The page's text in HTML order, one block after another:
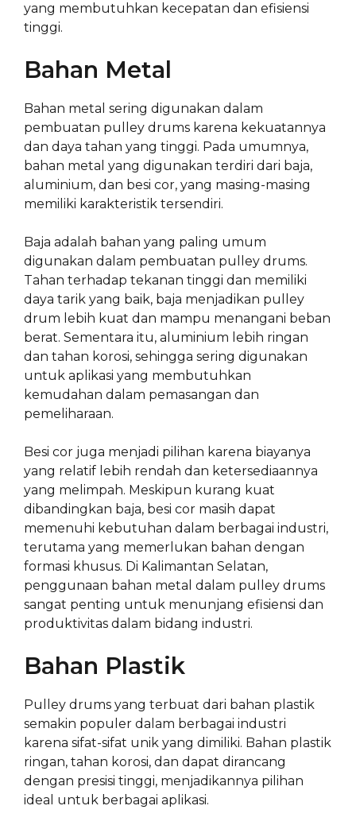
yang membutuhkan kecepatan dan efisiensi
tinggi.
Bahan Metal
Bahan metal sering digunakan dalam
pembuatan pulley drums karena kekuatannya
dan daya tahan yang tinggi. Pada umumnya,
bahan metal yang digunakan terdiri dari baja,
aluminium, dan besi cor, yang masing-masing
memiliki karakteristik tersendiri.
Baja adalah bahan yang paling umum
digunakan dalam pembuatan pulley drums.
Tahan terhadap tekanan tinggi dan memiliki
daya tarik yang baik, baja menjadikan pulley
drum lebih kuat dan mampu menangani beban
berat. Sementara itu, aluminium lebih ringan
dan tahan korosi, sehingga sering digunakan
untuk aplikasi yang membutuhkan
kemudahan dalam pemasangan dan
pemeliharaan.
Besi cor juga menjadi pilihan karena biayanya
yang relatif lebih rendah dan ketersediaannya
yang melimpah. Meskipun kurang kuat
dibandingkan baja, besi cor masih dapat
memenuhi kebutuhan dalam berbagai industri,
terutama yang memerlukan bahan dengan
formasi khusus. Di Kalimantan Selatan,
penggunaan bahan metal dalam pulley drums
sangat penting untuk menunjang efisiensi dan
produktivitas dalam bidang industri.
Bahan Plastik
Pulley drums yang terbuat dari bahan plastik
semakin populer dalam berbagai industri
karena sifat-sifat unik yang dimiliki. Bahan plastik
ringan, tahan korosi, dan dapat dirancang
dengan presisi tinggi, menjadikannya pilihan
ideal untuk berbagai aplikasi.